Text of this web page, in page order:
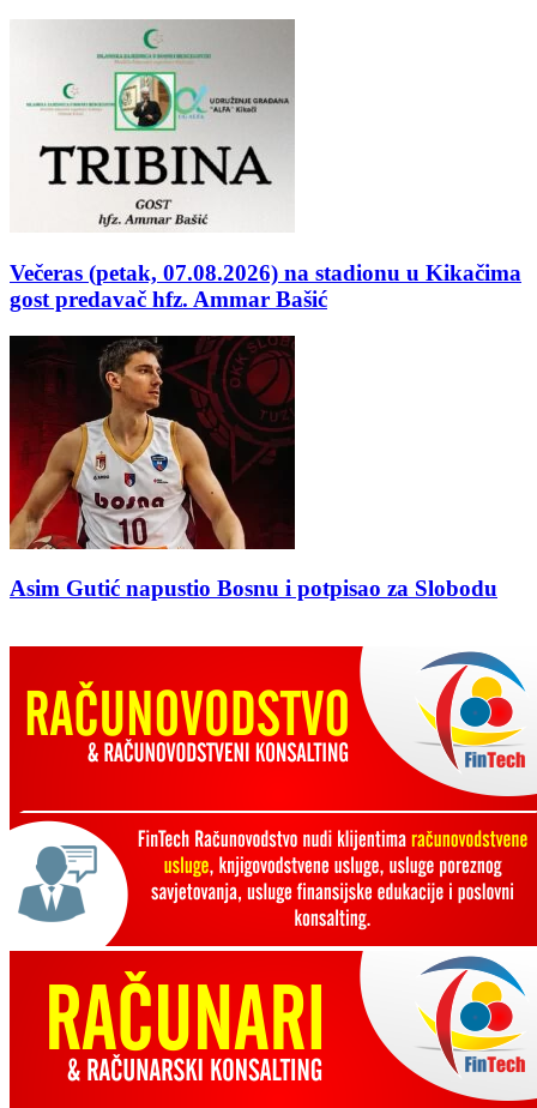
Večeras (petak, 07.08.2026) na stadionu u Kikačima
gost predavač hfz. Ammar Bašić
Asim Gutić napustio Bosnu i potpisao za Slobodu